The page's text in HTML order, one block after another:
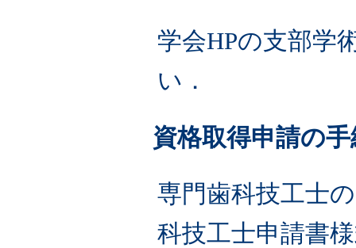
学会HPの支部学
い．
資格取得申請の
専門歯科技工士
科技工士申請書